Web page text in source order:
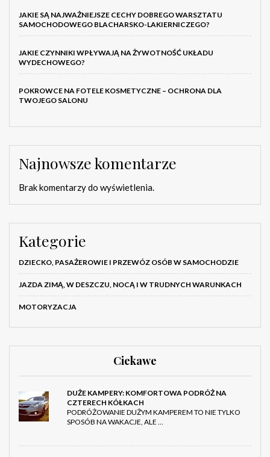
JAKIE SĄ NAJWAŻNIEJSZE CECHY DOBREGO WARSZTATU
SAMOCHODOWEGO BLACHARSKO-LAKIERNICZEGO?
JAKIE CZYNNIKI WPŁYWAJĄ NA ŻYWOTNOŚĆ UKŁADU
WYDECHOWEGO?
POKROWCE NA FOTELE KOSMETYCZNE – OCHRONA DLA
TWOJEGO SALONU
Najnowsze komentarze
Brak komentarzy do wyświetlenia.
Kategorie
DZIECKO, PASAŻEROWIE I PRZEWÓZ OSÓB W SAMOCHODZIE
JAZDA ZIMĄ, W DESZCZU, NOCĄ I W TRUDNYCH WARUNKACH
MOTORYZACJA
Ciekawe
DUŻE KAMPERY: KOMFORTOWA PODRÓŻ NA
CZTERECH KÓŁKACH
PODRÓŻOWANIE DUŻYM KAMPEREM TO NIE TYLKO
SPOSÓB NA WAKACJE, ALE …